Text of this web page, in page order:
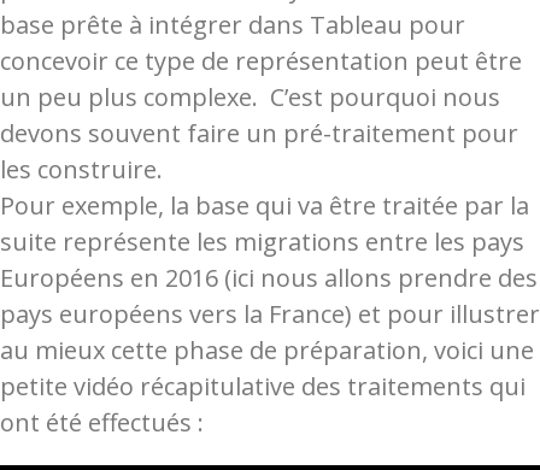
base prête à intégrer dans Tableau pour
concevoir ce type de représentation peut être
un peu plus complexe. C’est pourquoi nous
devons souvent faire un pré-traitement pour
les construire.
Pour exemple, la base qui va être traitée par la
suite représente les migrations entre les pays
Européens en 2016 (ici nous allons prendre des
pays européens vers la France) et pour illustrer
au mieux cette phase de préparation, voici une
petite vidéo récapitulative des traitements qui
ont été effectués :